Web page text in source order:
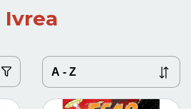
Ivrea